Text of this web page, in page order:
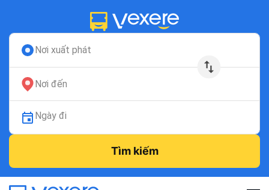
Nơi xuất phát
Nơi đến
Ngày đi
Tìm kiếm